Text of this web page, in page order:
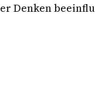
Denken